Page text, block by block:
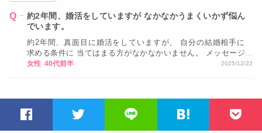
約2年間、婚活をしていますが なかなかうまくいかず悩ん
でいます。
約2年間、真面目に婚活をしていますが、 自分の結婚相手に
求める条件に 当てはまる方がなかなかいません。 メッセージ
のやり取りや、 実際にお会いした方の中には とても素敵な方
女性 40代前半 2025/12/22